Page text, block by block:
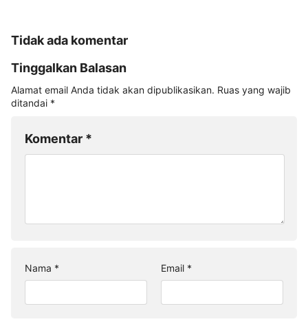
Tidak ada komentar
Tinggalkan Balasan
Alamat email Anda tidak akan dipublikasikan. Ruas yang wajib
ditandai *
Komentar *
Nama * Email *